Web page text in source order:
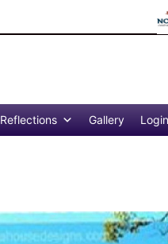
Reflections Gallery Login